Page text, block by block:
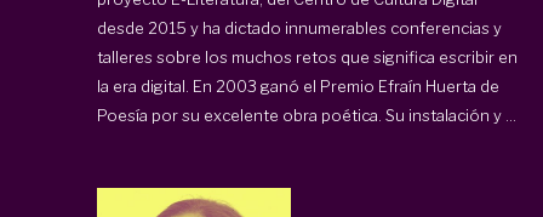
desde 2015 y ha dictado innumerables conferencias y
talleres sobre los muchos retos que significa escribir en
la era digital. En 2003 ganó el Premio Efraín Huerta de
Poesía por su excelente obra poética. Su instalación y ...